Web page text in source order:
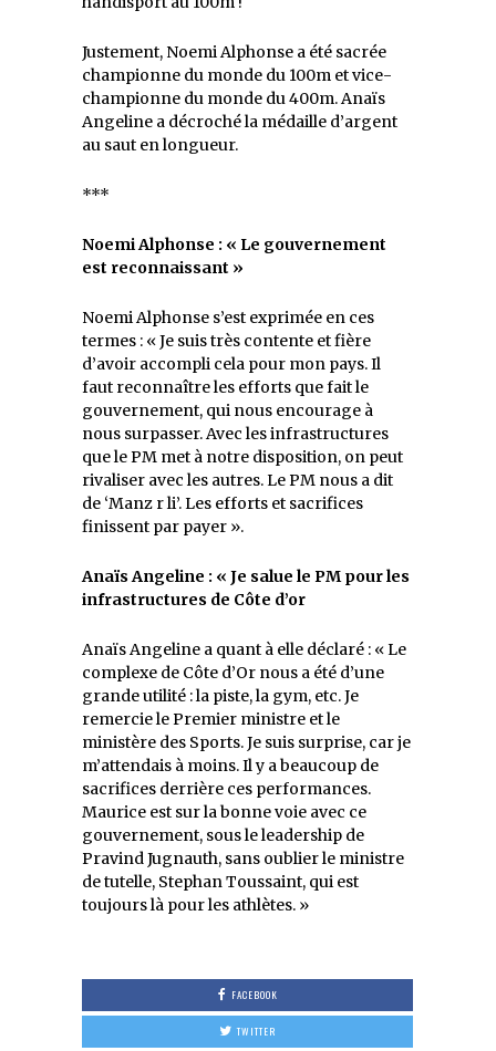
Justement, Noemi Alphonse a été sacrée
championne du monde du 100m et vice-
championne du monde du 400m. Anaïs
Angeline a décroché la médaille d’argent
au saut en longueur.
***
Noemi Alphonse : « Le gouvernement
est reconnaissant »
Noemi Alphonse s’est exprimée en ces
termes : « Je suis très contente et fière
d’avoir accompli cela pour mon pays. Il
faut reconnaître les efforts que fait le
gouvernement, qui nous encourage à
nous surpasser. Avec les infrastructures
que le PM met à notre disposition, on peut
rivaliser avec les autres. Le PM nous a dit
de ‘Manz r li’. Les efforts et sacrifices
finissent par payer ».
Anaïs Angeline : « Je salue le PM pour les
infrastructures de Côte d’or
Anaïs Angeline a quant à elle déclaré : « Le
complexe de Côte d’Or nous a été d’une
grande utilité : la piste, la gym, etc. Je
remercie le Premier ministre et le
ministère des Sports. Je suis surprise, car je
m’attendais à moins. Il y a beaucoup de
sacrifices derrière ces performances.
Maurice est sur la bonne voie avec ce
gouvernement, sous le leadership de
Pravind Jugnauth, sans oublier le ministre
de tutelle, Stephan Toussaint, qui est
toujours là pour les athlètes. »
FACEBOOK
TWITTER